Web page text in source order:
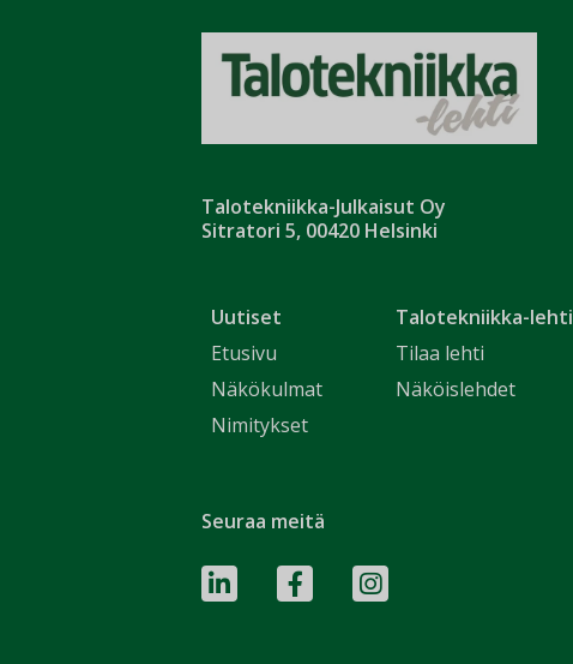
Talotekniikka-Julkaisut Oy
Sitratori 5, 00420 Helsinki
Uutiset
Etusivu
Näkökulmat
Nimitykset
Talotekniikka-lehti
Tilaa lehti
Näköislehdet
Seuraa meitä